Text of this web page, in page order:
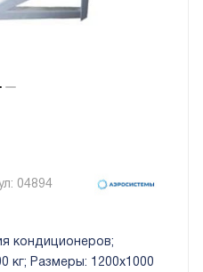
04894
кондиционеров;
кг; Размеры: 1200х1000